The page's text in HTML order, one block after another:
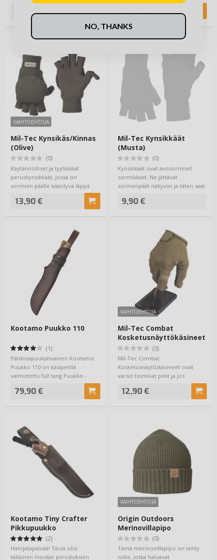
kolmija…
14,90 €
toimitetaan…
39,90 €
VAIHTOEHTOJA
Mil-Tec Kynsikäs/Kinnas
(Olive)
(0)
Käytännölliset ja tyylikkäät
peruskynsikkäät, jossa on
sormien päälle kääntyvä läppä
13,90 €
Mil-Tec Kynsikkäät
(Musta)
(0)
Kynsikkäät ovat avosormiset
sormikkaat. Ne jättävät
sormenpäät näkyviin ja täten saat
9,90 €
Kootamo Puukko 110
(1)
Pähkinäpuukahvainen Kootamo
Puukko 110 on käsipelillä
valmistettu full tang Puukko -
79,90 €
VAIHTOEHTOJA
Mil-Tec Combat
Kosketusnäyttökäsineet
Olive
(0)
Mil-Tec Combat
Kosketusnäyttökäsineet ovat
varsin toimivat pelit ja jos
12,90 €
Kootamo Tiny Crafter
Pikkupuukko
(2)
Halojatapäivää! Tässä olisi
tälläinen meidän piirustuksien
VAIHTOEHTOJA
Origin Outdoors
Merinovillapipo
(0)
Tämä merinovillapipo on tehty
niille, jotka haluavat
NO, THANKS